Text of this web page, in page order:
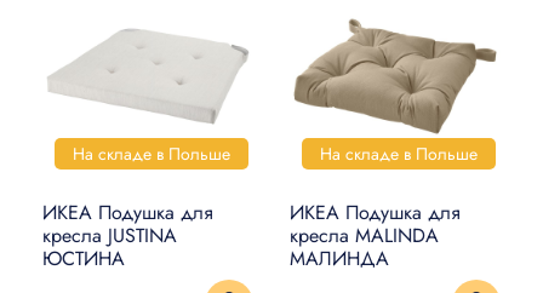
На складе в Польше
ИКЕА Подушка для
кресла JUSTINA
ЮСТИНА
На складе в Польше
ИКЕА Подушка для
кресла MALINDA
МАЛИНДА